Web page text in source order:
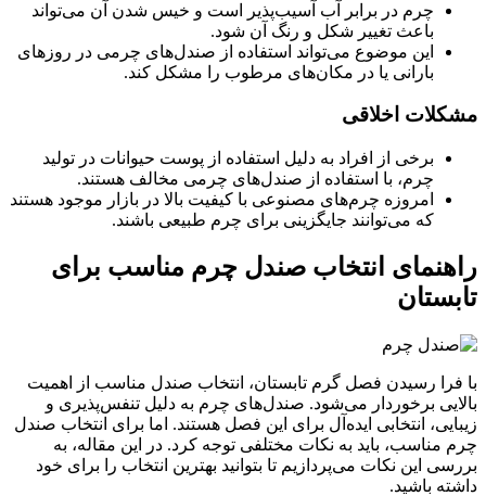
چرم در برابر آب آسیب‌پذیر است و خیس شدن آن می‌تواند
باعث تغییر شکل و رنگ آن شود.
این موضوع می‌تواند استفاده از صندل‌های چرمی در روزهای
بارانی یا در مکان‌های مرطوب را مشکل کند.
مشکلات اخلاقی
برخی از افراد به دلیل استفاده از پوست حیوانات در تولید
چرم، با استفاده از صندل‌های چرمی مخالف هستند.
امروزه چرم‌های مصنوعی با کیفیت بالا در بازار موجود هستند
که می‌توانند جایگزینی برای چرم طبیعی باشند.
راهنمای انتخاب صندل چرم مناسب برای
تابستان
با فرا رسیدن فصل گرم تابستان، انتخاب صندل مناسب از اهمیت
بالایی برخوردار می‌شود. صندل‌های چرم به دلیل تنفس‌پذیری و
زیبایی، انتخابی ایده‌آل برای این فصل هستند. اما برای انتخاب صندل
چرم مناسب، باید به نکات مختلفی توجه کرد. در این مقاله، به
بررسی این نکات می‌پردازیم تا بتوانید بهترین انتخاب را برای خود
داشته باشید.